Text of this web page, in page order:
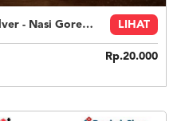
Paket Silver - Nasi Goreng Nanas Geprek Mozza LIHAT
Rp.20.000